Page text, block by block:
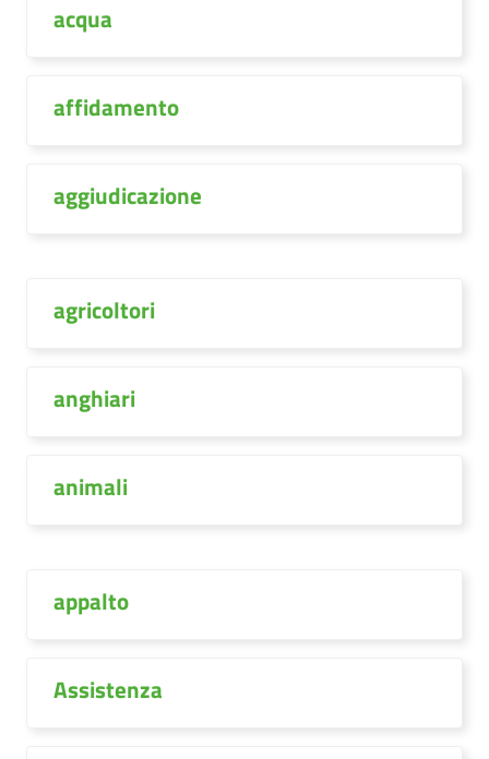
acqua
affidamento
aggiudicazione
agricoltori
anghiari
animali
appalto
Assistenza